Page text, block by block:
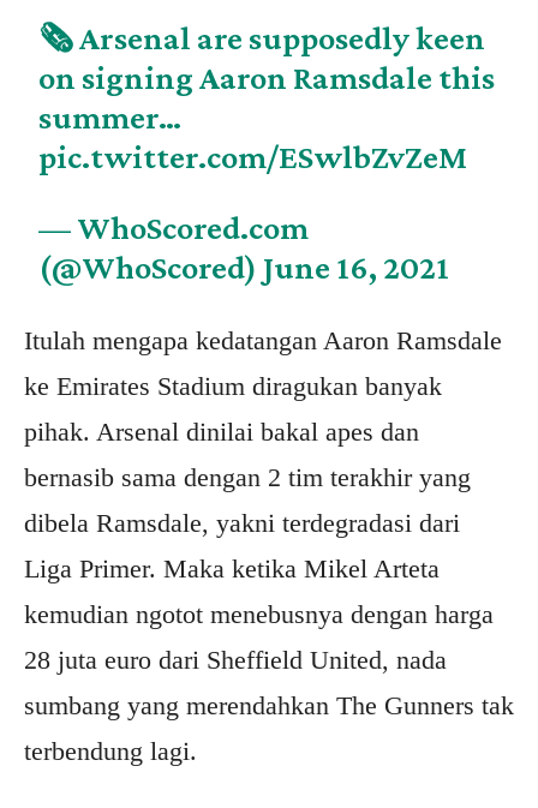
🗞️ Arsenal are supposedly keen
on signing Aaron Ramsdale this
summer…
pic.twitter.com/ESwlbZvZeM
— WhoScored.com
(@WhoScored) June 16, 2021
Itulah mengapa kedatangan Aaron Ramsdale
ke Emirates Stadium diragukan banyak
pihak. Arsenal dinilai bakal apes dan
bernasib sama dengan 2 tim terakhir yang
dibela Ramsdale, yakni terdegradasi dari
Liga Primer. Maka ketika Mikel Arteta
kemudian ngotot menebusnya dengan harga
28 juta euro dari Sheffield United, nada
sumbang yang merendahkan The Gunners tak
terbendung lagi.